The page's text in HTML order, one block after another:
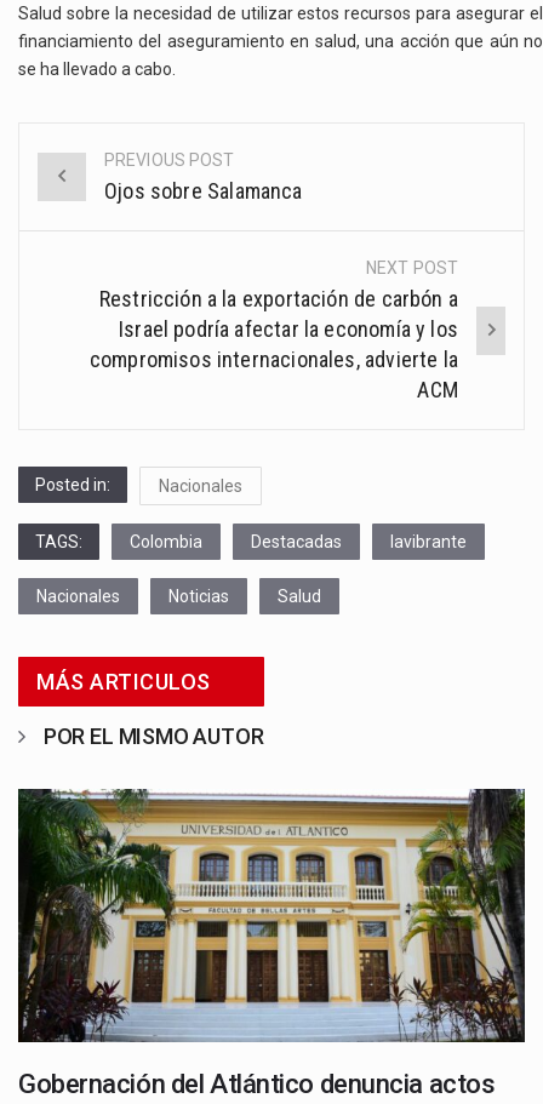
Salud sobre la necesidad de utilizar estos recursos para asegurar el
financiamiento del aseguramiento en salud, una acción que aún no
se ha llevado a cabo.
Post
navigation
PREVIOUS POST
Ojos sobre Salamanca
NEXT POST
Restricción a la exportación de carbón a
Israel podría afectar la economía y los
compromisos internacionales, advierte la
ACM
Posted in: Nacionales
TAGS: Colombia Destacadas lavibrante
Nacionales Noticias Salud
MÁS ARTICULOS
POR EL MISMO AUTOR
Gobernación del Atlántico denuncia actos